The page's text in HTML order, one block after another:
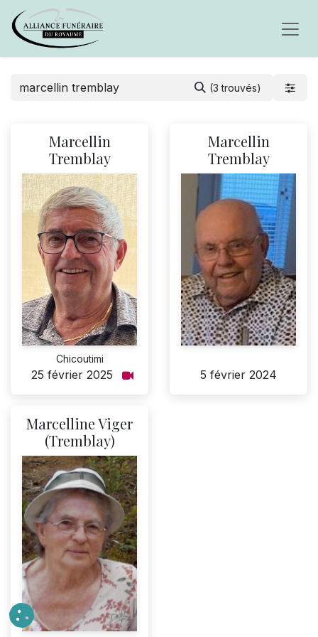
(3 trouvés)
Marcellin
Tremblay
Chicoutimi
25 février 2025
Marcellin
Tremblay
5 février 2024
Marcelline Viger
(Tremblay)